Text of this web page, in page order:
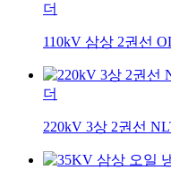
더
110kV 삼상 2권선
더
220kV 3상 2권선